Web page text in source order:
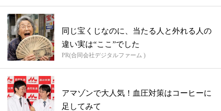
同じ宝くじなのに、当たる人と外れる人の
違い実は“ここ”でした
PR(合同会社デジタルファーム )
アマゾンで大人気！血圧対策はコーヒーに
足してみて